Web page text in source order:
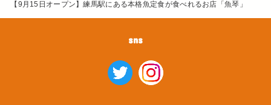
【9月15日オープン】練馬駅にある本格魚定食が食べれるお店「魚琴」
sns